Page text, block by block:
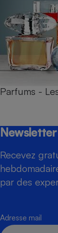
Parfums -
Newsletter
Recevez
par des
Adresse mail